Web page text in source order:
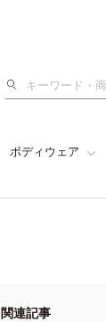
検
ボディウェア
関連記事